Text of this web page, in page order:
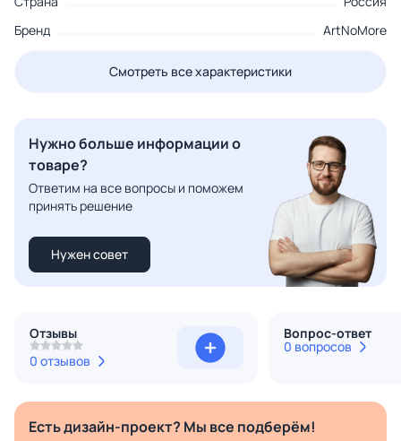
Бренд
ArtNoMore
Смотреть все характеристики
Нужно больше информации о
товаре?
Ответим на все вопросы и поможем
принять решение
Нужен совет
Отзывы
0 отзывов
Вопрос-ответ
0 вопросов
Есть дизайн-проект? Мы все подберём!